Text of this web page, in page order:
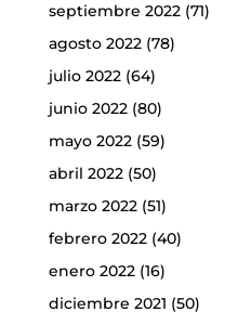
septiembre 2022(71)
agosto 2022(78)
julio 2022(64)
junio 2022(80)
mayo 2022(59)
abril 2022(50)
marzo 2022(51)
febrero 2022(40)
enero 2022(16)
diciembre 2021 (50)